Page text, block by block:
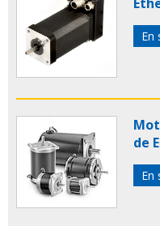
En
de
En